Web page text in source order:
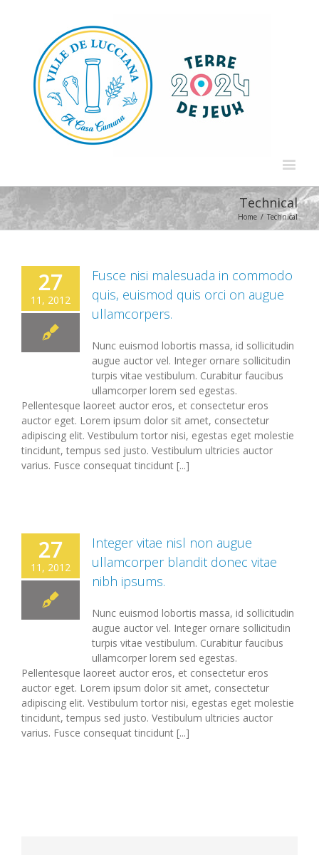
Technical
Home / Technical
27
11, 2012
Fusce nisi malesuada in commodo
quis, euismod quis orci on augue
ullamcorpers.
Nunc euismod lobortis massa, id sollicitudin
augue auctor vel. Integer ornare sollicitudin
turpis vitae vestibulum. Curabitur faucibus
ullamcorper lorem sed egestas.
Pellentesque laoreet auctor eros, et consectetur eros
auctor eget. Lorem ipsum dolor sit amet, consectetur
adipiscing elit. Vestibulum tortor nisi, egestas eget molestie
tincidunt, tempus sed justo. Vestibulum ultricies auctor
varius. Fusce consequat tincidunt [...]
27
11, 2012
Integer vitae nisl non augue
ullamcorper blandit donec vitae
nibh ipsums.
Nunc euismod lobortis massa, id sollicitudin
augue auctor vel. Integer ornare sollicitudin
turpis vitae vestibulum. Curabitur faucibus
ullamcorper lorem sed egestas.
Pellentesque laoreet auctor eros, et consectetur eros
auctor eget. Lorem ipsum dolor sit amet, consectetur
adipiscing elit. Vestibulum tortor nisi, egestas eget molestie
tincidunt, tempus sed justo. Vestibulum ultricies auctor
varius. Fusce consequat tincidunt [...]